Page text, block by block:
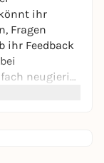
ihr
Fragen
ihr Feedback
neugierig
zum